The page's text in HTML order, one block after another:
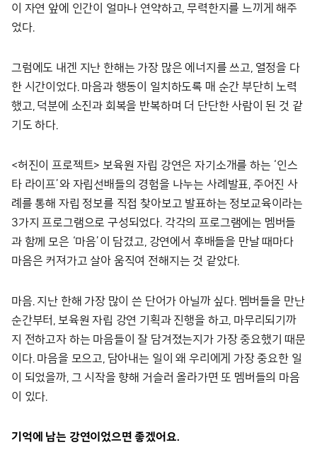
이 자연 앞에 인간이 얼마나 연약하고, 무력한지를 느끼게 해주
었다.
그럼에도 내겐 지난 한해는 가장 많은 에너지를 쓰고, 열정을 다
한 시간이었다. 마음과 행동이 일치하도록 매 순간 부단히 노력
했고, 덕분에 소진과 회복을 반복하며 더 단단한 사람이 된 것 같
기도 하다.
<허진이 프로젝트> 보육원 자립 강연은 자기소개를 하는 ‘인스
타 라이프’와 자립선배들의 경험을 나누는 사례발표, 주어진 사
례를 통해 자립 정보를 직접 찾아보고 발표하는 정보교육이라는
3가지 프로그램으로 구성되었다. 각각의 프로그램에는 멤버들
과 함께 모은 ‘마음’이 담겼고, 강연에서 후배들을 만날 때마다
마음은 커져가고 살아 움직여 전해지는 것 같았다.
마음. 지난 한해 가장 많이 쓴 단어가 아닐까 싶다. 멤버들을 만난
순간부터, 보육원 자립 강연 기획과 진행을 하고, 마무리되기까
지 전하고자 하는 마음들이 잘 담겨졌는지가 가장 중요했기 때문
이다. 마음을 모으고, 담아내는 일이 왜 우리에게 가장 중요한 일
이 되었을까, 그 시작을 향해 거슬러 올라가면 또 멤버들의 마음
이 있다.
기억에 남는 강연이었으면 좋겠어요.